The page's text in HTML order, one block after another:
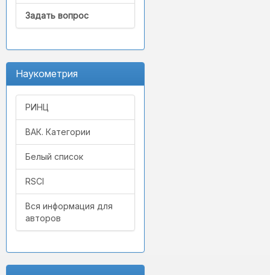
Задать вопрос
Наукометрия
РИНЦ
ВАК. Категории
Белый список
RSCI
Вся информация для
авторов